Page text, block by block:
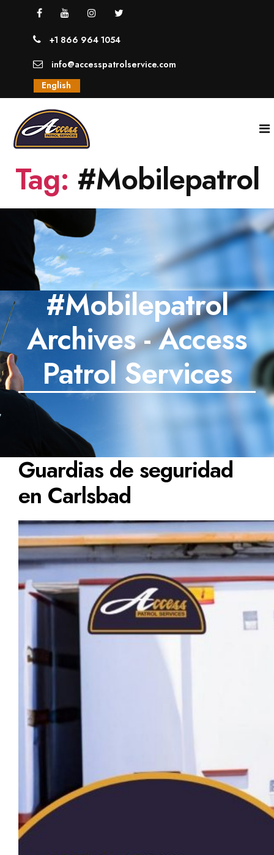
+1 866 964 1054
info@accesspatrolservice.com
English
INICIO
SERVICIOS
GUARDIAS UNIFORMADOS
TRABAJOS
BLOG
TESTIMONIOS
PREGUNTAS FRECUENTES
CONTÁCTANOS
Tag: #Mobilepatrol
#Mobilepatrol
Archives - Access
Patrol Services
Guardias de seguridad
en Carlsbad